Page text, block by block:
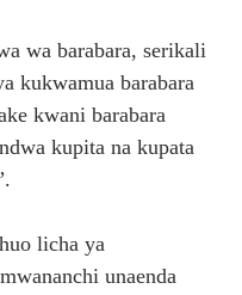
wa barabara, serikali
kukwamua barabara
kwani barabara
kupita na kupata
licha ya
unaenda